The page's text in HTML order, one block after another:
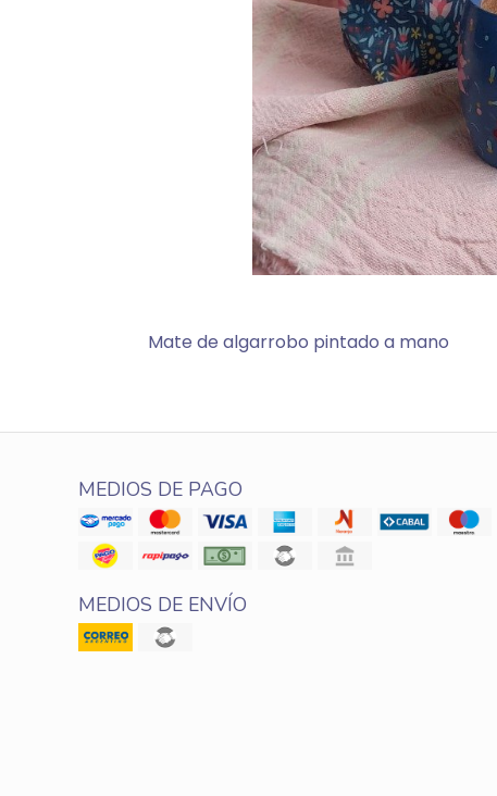
Mate de algarrobo pintado a mano
MEDIOS DE PAGO
MEDIOS DE ENVÍO